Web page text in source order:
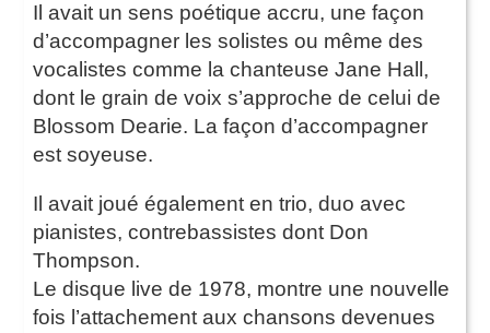
Il avait un sens poétique accru, une façon
d’accompagner les solistes ou même des
vocalistes comme la chanteuse Jane Hall,
dont le grain de voix s’approche de celui de
Blossom Dearie. La façon d’accompagner
est soyeuse.
Il avait joué également en trio, duo avec
pianistes, contrebassistes dont Don
Thompson.
Le disque live de 1978, montre une nouvelle
fois l’attachement aux chansons devenues